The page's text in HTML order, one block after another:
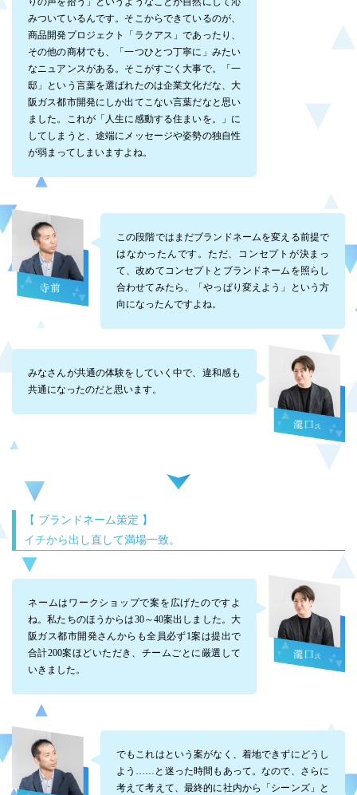
みついているんです。そこからできているのが、
商品開発プロジェクト「ラクアス」であったり、
その他の商材でも、「一つひとつ丁寧に」みたい
なニュアンスがある。そこがすごく大事で。「一
邸」という言葉を選ばれたのは企業文化だな、大
阪ガス都市開発にしか出てこない言葉だなと思い
ました。これが「人生に感動する住まいを。」に
してしまうと、途端にメッセージや姿勢の独自性
が弱まってしまいますよね。
この段階ではまだブランドネームを変える前提で
はなかったんです。ただ、コンセプトが決まっ
て、改めてコンセプトとブランドネームを照らし
合わせてみたら、「やっぱり変えよう」という方
向になったんですよね。
みなさんが共通の体験をしていく中で、違和感も
共通になったのだと思います。
【 ブランドネーム策定 】
イチから出し直して満場一致。
ネームはワークショップで案を広げたのですよ
ね。私たちのほうからは30～40案出しました。大
阪ガス都市開発さんからも全員必ず1案は提出で
合計200案ほどいただき、チームごとに厳選して
いきました。
でもこれはという案がなく、着地できずにどうし
よう……と迷った時間もあって。なので、さらに
考えて考えて、最終的に社内から「シーンズ」と